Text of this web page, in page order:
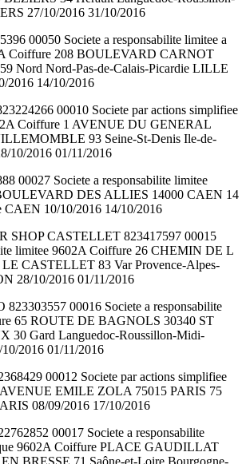
27/10/2016 31/10/2016
00050 Societe a responsabilite limitee a
Coiffure 208 BOULEVARD CARNOT
Nord Nord-Pas-de-Calais-Picardie LILLE
2016 14/10/2016
00010 Societe par actions simplifiee
Coiffure 1 AVENUE DU GENERAL
93 Seine-St-Denis Ile-de-
10/2016 01/11/2016
00027 Societe a responsabilite limitee
DES ALLIES 14000 CAEN 14
CAEN 10/10/2016 14/10/2016
SHOP CASTELLET 823417597 00015
limitee 9602A Coiffure 26 CHEMIN DE L
CASTELLET 83 Var Provence-Alpes-
28/10/2016 01/11/2016
00016 Societe a responsabilite
65 ROUTE DE BAGNOLS 30340 ST
30 Gard Languedoc-Roussillon-Midi-
2016 01/11/2016
00012 Societe par actions simplifiee
EMILE ZOLA 75015 PARIS 75
08/09/2016 17/10/2016
00017 Societe a responsabilite
9602A Coiffure PLACE GAUDILLAT